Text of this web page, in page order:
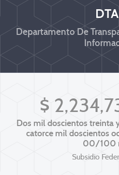
Departamento De
$
Dos mil doscientos treinta
catorce mil doscientos
00/100
Subsidio